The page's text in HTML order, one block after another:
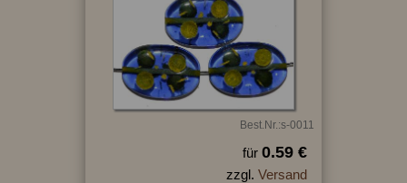
Best.Nr.:s-0011
für 0.59 €
zzgl. Versand